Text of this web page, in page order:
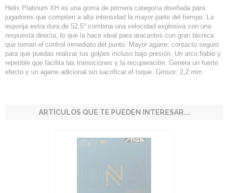
Helix Platinum XH es una goma de primera categoría diseñada para
jugadores que compiten a alta intensidad la mayor parte del tiempo. La
esponja extra dura de 52,5° combina una velocidad explosiva con una
respuesta directa, lo que la hace ideal para atacantes con gran técnica
que toman el control inmediato del punto. Mayor agarre: contacto seguro
para que puedas realizar tus golpes incluso bajo presión. Un arco fiable y
repetible que facilita las transiciones y la recuperación. Genera un fuerte
efecto y un agarre adicional sin sacrificar el toque. Grosor: 2,2 mm.
ARTÍCULOS QUE TE PUEDEN INTERESAR...